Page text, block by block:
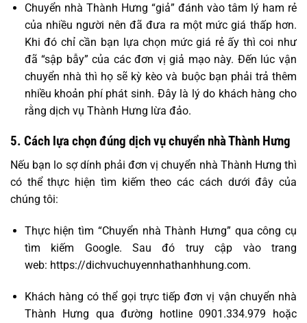
Chuyển nhà Thành Hưng “giả” đánh vào tâm lý ham rẻ
của nhiều người nên đã đưa ra một mức giá thấp hơn.
Khi đó chỉ cần bạn lựa chọn mức giá rẻ ấy thì coi như
đã “sập bẫy” của các đơn vị giả mạo này. Đến lúc vận
chuyển nhà thì họ sẽ kỳ kèo và buộc bạn phải trả thêm
nhiều khoản phí phát sinh. Đây là lý do khách hàng cho
rằng dịch vụ Thành Hưng lừa đảo.
5. Cách lựa chọn đúng dịch vụ chuyển nhà Thành Hưng
Nếu bạn lo sợ dính phải đơn vị chuyển nhà Thành Hưng thì
có thể thực hiện tìm kiếm theo các cách dưới đây của
chúng tôi:
Thực hiện tìm “Chuyển nhà Thành Hưng” qua công cụ
tìm kiếm Google. Sau đó truy cập vào trang
web: https://dichvuchuyennhathanhhung.com.
Khách hàng có thể gọi trực tiếp đơn vị vận chuyển nhà
Thành Hưng qua đường hotline 0901.334.979 hoặc